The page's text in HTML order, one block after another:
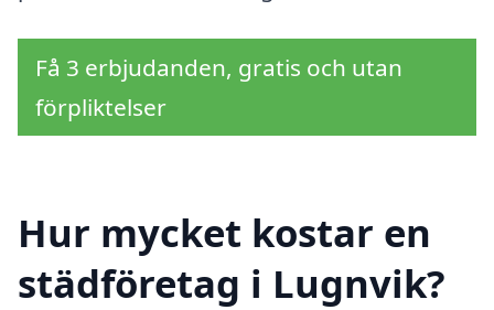
Få 3 erbjudanden, gratis och utan
förpliktelser
Hur mycket kostar en
städföretag i Lugnvik?